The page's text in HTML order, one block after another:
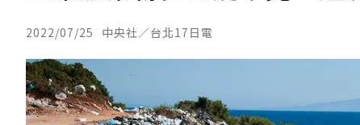
2022/07/25 中央社／台北17日電